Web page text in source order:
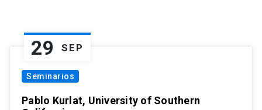
29 SEP
Seminarios
Pablo Kurlat, University of Southern